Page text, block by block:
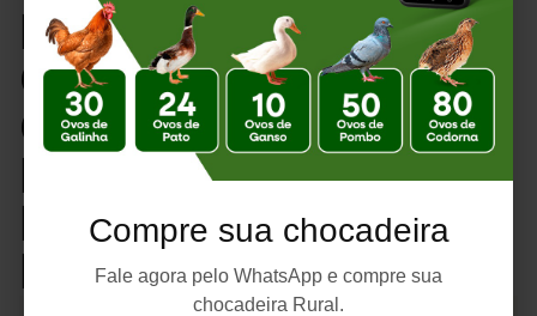
Compre sua chocadeira
Fale agora pelo WhatsApp e compre sua
chocadeira Rural.
Nutrição de
Codornas: Guia
Completo para
Melhor Crescimento,
Postura e
Produtividade